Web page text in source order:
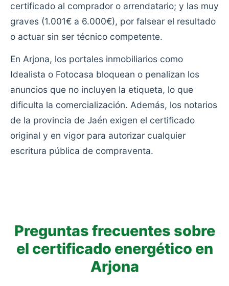
certificado al comprador o arrendatario; y las muy
graves (1.001€ a 6.000€), por falsear el resultado
o actuar sin ser técnico competente.
En Arjona, los portales inmobiliarios como
Idealista o Fotocasa bloquean o penalizan los
anuncios que no incluyen la etiqueta, lo que
dificulta la comercialización. Además, los notarios
de la provincia de Jaén exigen el certificado
original y en vigor para autorizar cualquier
escritura pública de compraventa.
Preguntas frecuentes sobre
el certificado energético en
Arjona